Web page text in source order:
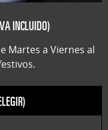
INCLUIDO)
Martes a Viernes al